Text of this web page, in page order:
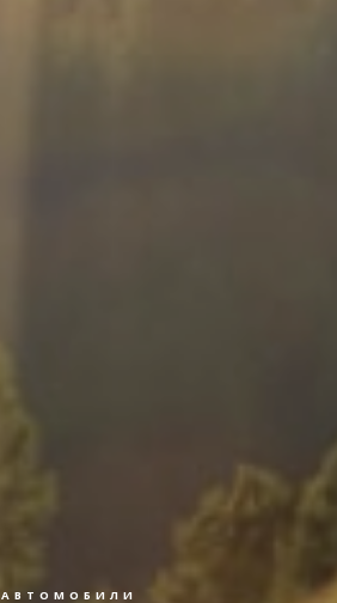
АВТОМОБИЛИ